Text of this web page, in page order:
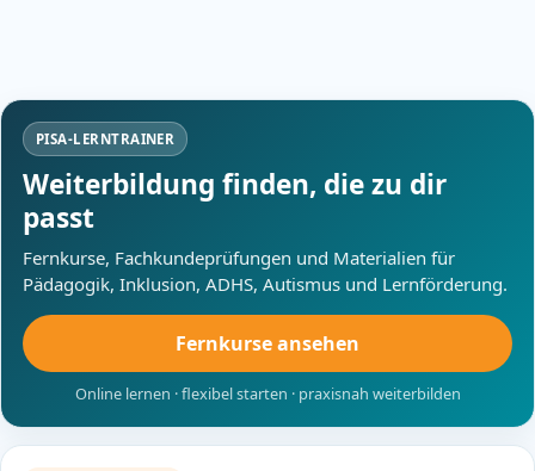
PISA-LERNTRAINER
Weiterbildung finden, die zu dir
passt
Fernkurse, Fachkundeprüfungen und Materialien für
Pädagogik, Inklusion, ADHS, Autismus und Lernförderung.
Fernkurse ansehen
Online lernen · flexibel starten · praxisnah weiterbilden